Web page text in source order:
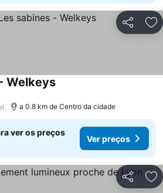
Partilhar
Welkeys
a 0.8 km de Centro da cidade
ver os preços
Ver preços
Partilhar